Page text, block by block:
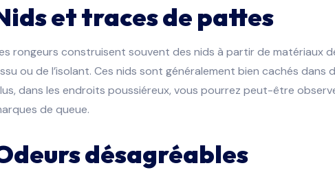
et traces de pattes
rongeurs construisent souvent des nids à partir de matériaux
ou de l’isolant. Ces nids sont généralement bien cachés
dans les endroits poussiéreux, vous pourrez peut-être
de queue.
désagréables